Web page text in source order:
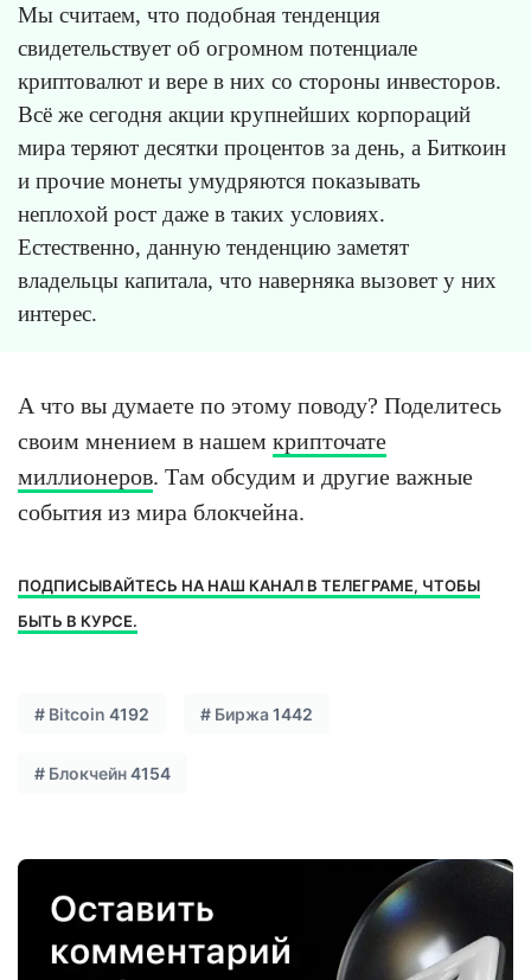
Мы считаем, что подобная тенденция
свидетельствует об огромном потенциале
криптовалют и вере в них со стороны инвесторов.
Всё же сегодня акции крупнейших корпораций
мира теряют десятки процентов за день, а Биткоин
и прочие монеты умудряются показывать
неплохой рост даже в таких условиях.
Естественно, данную тенденцию заметят
владельцы капитала, что наверняка вызовет у них
интерес.
А что вы думаете по этому поводу? Поделитесь
своим мнением в нашем крипточате
миллионеров. Там обсудим и другие важные
события из мира блокчейна.
ПОДПИСЫВАЙТЕСЬ НА НАШ КАНАЛ В ТЕЛЕГРАМЕ, ЧТОБЫ
БЫТЬ В КУРСЕ.
# Bitcoin 4192 # Биржа 1442
# Блокчейн4154